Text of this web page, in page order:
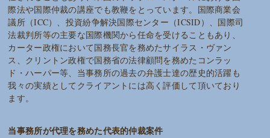
際法や国際仲裁の講座でも教鞭をとっています。国際商業会
議所（ICC）、投資紛争解決国際センター（ICSID）、国際司
法裁判所等の主要な国際機関から任命を受けることもあり、
カーター政権において国務長官を務めたサイラス・ヴァン
ス、クリントン政権で国務省の法律顧問を務めたコンラッ
ド・ハーパー等、当事務所の過去の弁護士達の歴史的活躍も
我々の実績としてクライアントには高く評価して頂いており
ます。
当事務所が代理を務めた代表的仲裁案件